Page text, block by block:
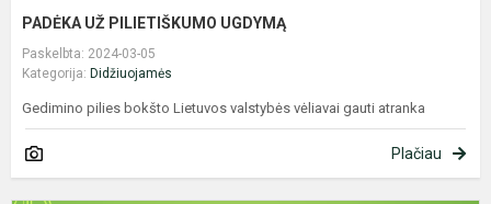
PADĖKA UŽ PILIETIŠKUMO UGDYMĄ
Paskelbta: 2024-03-05
Kategorija: Didžiuojamės
Gedimino pilies bokšto Lietuvos valstybės vėliavai gauti atranka
Plačiau